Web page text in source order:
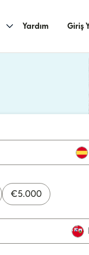
Yardım Giriş
€5.000